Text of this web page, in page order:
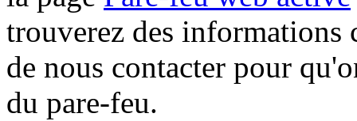
trouverez des informations
de nous contacter pour
du pare-feu.